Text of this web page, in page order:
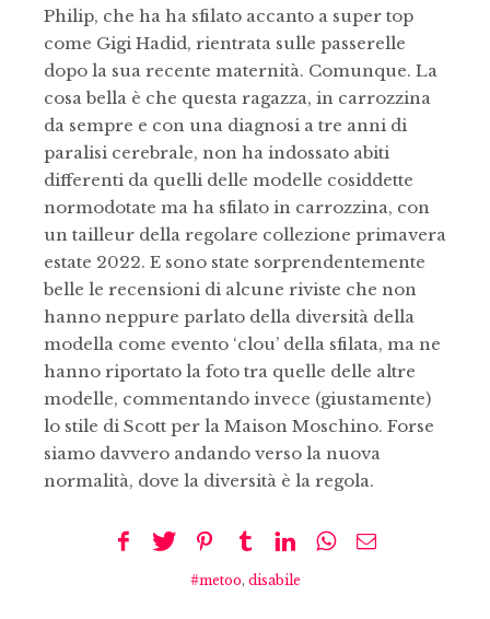
Philip, che ha ha sfilato accanto a super top
come Gigi Hadid, rientrata sulle passerelle
dopo la sua recente maternità. Comunque. La
cosa bella è che questa ragazza, in carrozzina
da sempre e con una diagnosi a tre anni di
paralisi cerebrale, non ha indossato abiti
differenti da quelli delle modelle cosiddette
normodotate ma ha sfilato in carrozzina, con
un tailleur della regolare collezione primavera
estate 2022. E sono state sorprendentemente
belle le recensioni di alcune riviste che non
hanno neppure parlato della diversità della
modella come evento ‘clou’ della sfilata, ma ne
hanno riportato la foto tra quelle delle altre
modelle, commentando invece (giustamente)
lo stile di Scott per la Maison Moschino. Forse
siamo davvero andando verso la nuova
normalità, dove la diversità è la regola.
#metoo, disabile